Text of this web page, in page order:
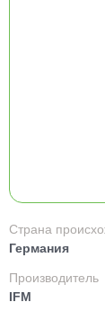
Страна
Германия
Производитель
IFM